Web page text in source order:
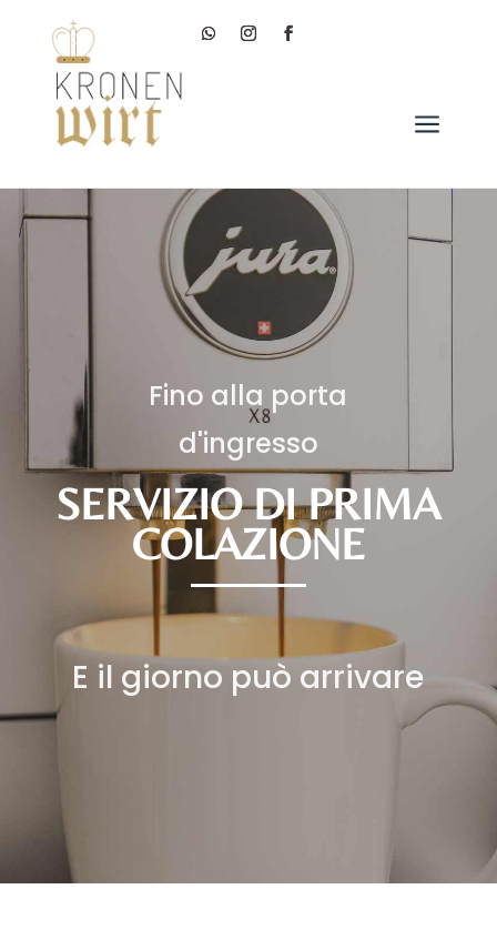
a
Fino alla porta
d'ingresso
SERVIZIO DI PRIMA
COLAZIONE
E il giorno può arrivare